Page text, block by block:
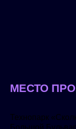
МЕСТО
Технопарк